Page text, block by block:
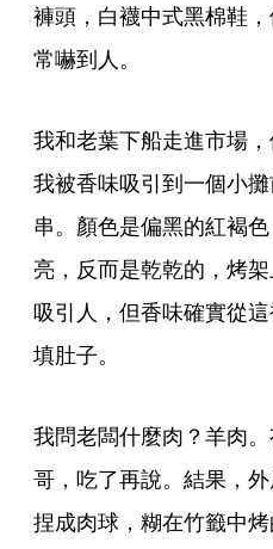
褲頭，白襪中式黑棉鞋
常嚇到人。
我和老葉下船走進市場
我被香味吸引到一個小
串。顏色是偏黑的紅褐
亮，反而是乾乾的，烤
吸引人，但香味確實從
填肚子。
我問老闆什麼肉？羊肉
哥，吃了再說。結果，
捏成肉球，糊在竹籤中